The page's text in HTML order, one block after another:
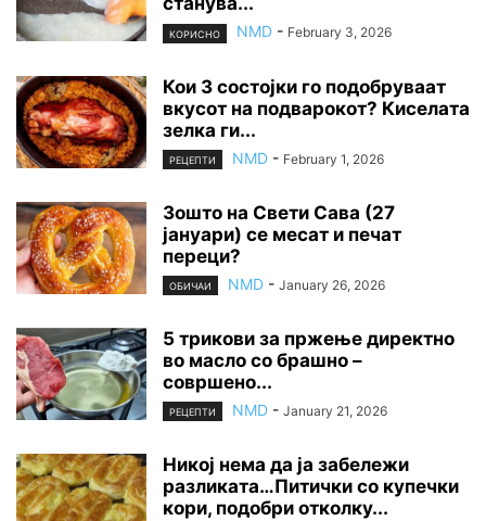
КОРИСНО NMD - February 3, 2026
Кои 3 состојки го подобруваат
вкусот на подварокот? Киселата
зелка ги...
РЕЦЕПТИ NMD - February 1, 2026
Зошто на Свети Сава (27
јануари) се месат и печат
переци?
ОБИЧАИ NMD - January 26, 2026
5 трикови за пржење директно
во масло со брашно –
совршено...
РЕЦЕПТИ NMD - January 21, 2026
Никој нема да ја забележи
разликата…Питички со купечки
кори, подобри отколку...